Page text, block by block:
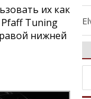
их как
Pfaff Tuning
нижней